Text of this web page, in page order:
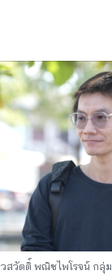
วสวัตติ์ พณิชไพโรจน์ กลุ่